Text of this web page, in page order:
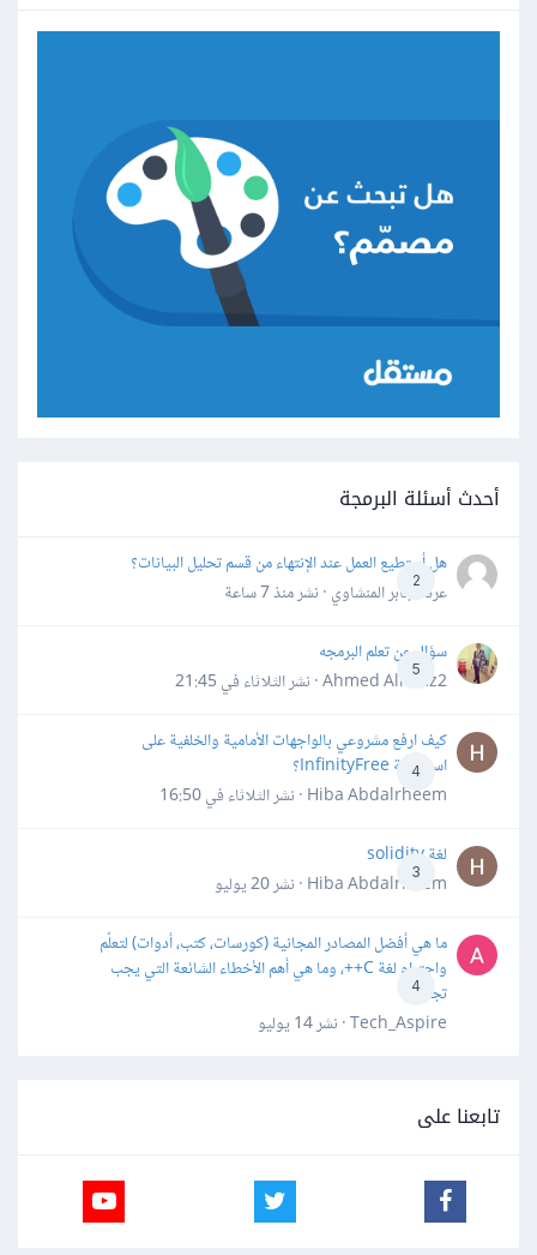
أحدث أسئلة البرمجة
2
هل أستطيع العمل عند الإنتهاء من قسم تحليل البيانات؟
عرفه جابر المنشاوي · نشرمنذ 7 ساعة
5
سؤال عن تعلم البرمجه
Ahmed Alhafiz2 · نشر
الثلاثاء في 21:45
4
كيف ارفع مشروعي بالواجهات الأمامية والخلفية على
استضافة InfinityFree؟
Hiba Abdalrheem · نشر
الثلاثاء في 16:50
3
لغة solidity
Hiba Abdalrheem · نشر
20 يوليو
4
ما هي أفضل المصادر المجانية (كورسات، كتب، أدوات) لتعلّم
واحترام لغة C++، وما هي أهم الأخطاء الشائعة التي يجب
تجنبها؟
Tech_Aspire · نشر
14 يوليو
تابعنا على